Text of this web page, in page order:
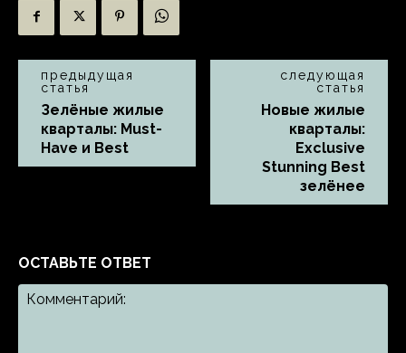
предыдущая
статья
Зелёные жилые
кварталы: Must-
Have и Best
следующая
статья
Новые жилые
кварталы:
Exclusive
Stunning Best
зелёнее
ОСТАВЬТЕ ОТВЕТ